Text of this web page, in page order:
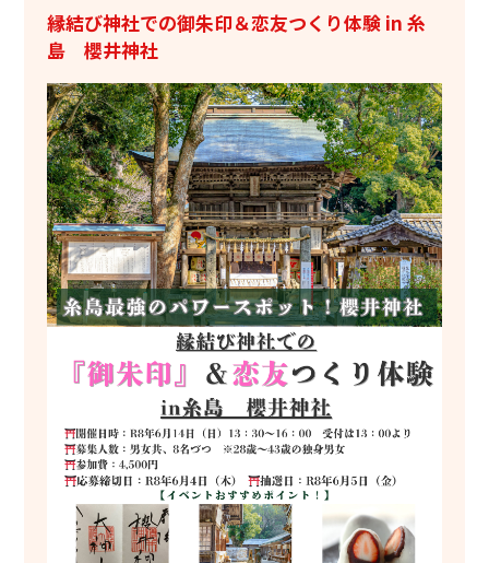
縁結び神社での御朱印＆恋友つくり体験 in 糸
島 櫻井神社